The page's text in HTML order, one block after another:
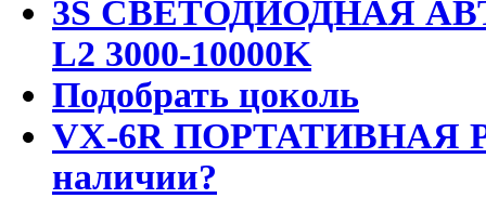
3S СВЕТОДИОДНАЯ
L2 3000-10000K
Подобрать цоколь
VX-6R ПОРТАТИВНАЯ
наличии?